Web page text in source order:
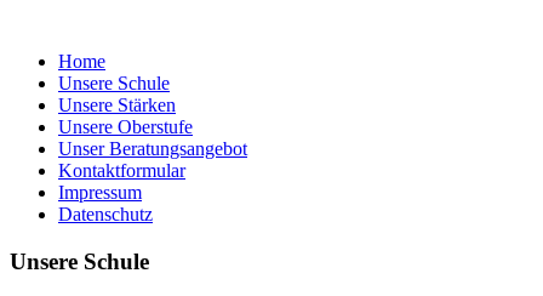
Home
Unsere Schule
Unsere Stärken
Unsere Oberstufe
Unser Beratungsangebot
Kontaktformular
Impressum
Datenschutz
Unsere Schule